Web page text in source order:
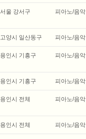
서울 강서구 피아노/음악
고양시 일산동구 피아노/음악
용인시 기흥구 피아노/음악
용인시 기흥구 피아노/음악
용인시 전체 피아노/음악
용인시 전체 피아노/음악